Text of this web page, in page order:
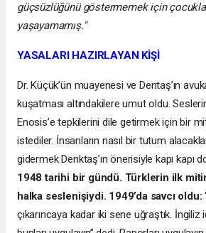
güçsüzlüğünü göstermemek için
yaşayamamış."
YASALARI HAZIRLAYAN KİŞİ
Dr. Küçük’ün muayenesi ve Dentaş’ın
kuşatması altındakilere umut oldu.
Enosis’e tepkilerini dile getirmek için bir
istediler. İnsanların nasıl bir tutum
gidermek Denktaş’ın önerisiyle kapı kapı
1948 tarihi bir gündü. Türklerin ilk
halka seslenişiydi. 1949’da savcı oldu:
çıkarıncaya kadar iki sene uğraştık. İngiliz